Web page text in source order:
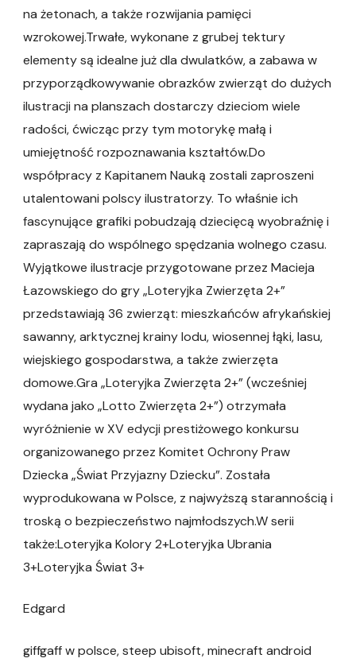
na żetonach, a także rozwijania pamięci
wzrokowej.Trwałe, wykonane z grubej tektury
elementy są idealne już dla dwulatków, a zabawa w
przyporządkowywanie obrazków zwierząt do dużych
ilustracji na planszach dostarczy dzieciom wiele
radości, ćwicząc przy tym motorykę małą i
umiejętność rozpoznawania kształtów.Do
współpracy z Kapitanem Nauką zostali zaproszeni
utalentowani polscy ilustratorzy. To właśnie ich
fascynujące grafiki pobudzają dziecięcą wyobraźnię i
zapraszają do wspólnego spędzania wolnego czasu.
Wyjątkowe ilustracje przygotowane przez Macieja
Łazowskiego do gry „Loteryjka Zwierzęta 2+”
przedstawiają 36 zwierząt: mieszkańców afrykańskiej
sawanny, arktycznej krainy lodu, wiosennej łąki, lasu,
wiejskiego gospodarstwa, a także zwierzęta
domowe.Gra „Loteryjka Zwierzęta 2+” (wcześniej
wydana jako „Lotto Zwierzęta 2+”) otrzymała
wyróżnienie w XV edycji prestiżowego konkursu
organizowanego przez Komitet Ochrony Praw
Dziecka „Świat Przyjazny Dziecku”. Została
wyprodukowana w Polsce, z najwyższą starannością i
troską o bezpieczeństwo najmłodszych.W serii
także:Loteryjka Kolory 2+Loteryjka Ubrania
3+Loteryjka Świat 3+
Edgard
giffgaff w polsce, steep ubisoft, minecraft android